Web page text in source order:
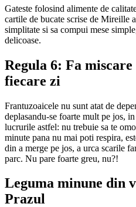
Gateste folosind alimente de
cartile de bucate scrise de Mireille
simplitate si sa compui mese
delicoase.
Regula 6: Fa
fiecare zi
Frantuzoaicele nu sunt atat de
deplasandu-se foarte mult pe jos,
lucrurile astfel: nu trebuie sa te
minute pana nu mai poti respira,
din a merge pe jos, a urca scarile
parc. Nu pare foarte greu, nu?!
Leguma minune din
Prazul